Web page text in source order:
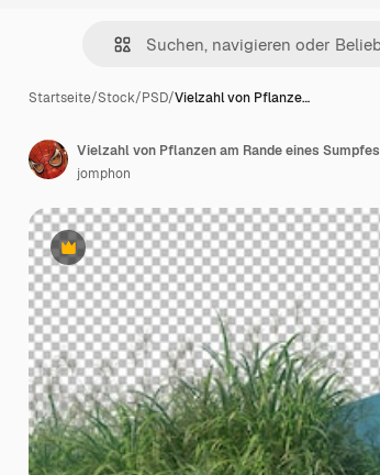
Startseite/Stock/PSD/Vielzahl von Pflanze…
Premium
Vielzahl von Pflanzen am Rande eines Sumpfes
jomphon